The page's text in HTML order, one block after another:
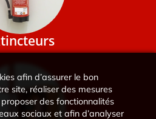
afin d’assurer le bon
site, réaliser des mesures
des fonctionnalités
sociaux et afin d’analyser